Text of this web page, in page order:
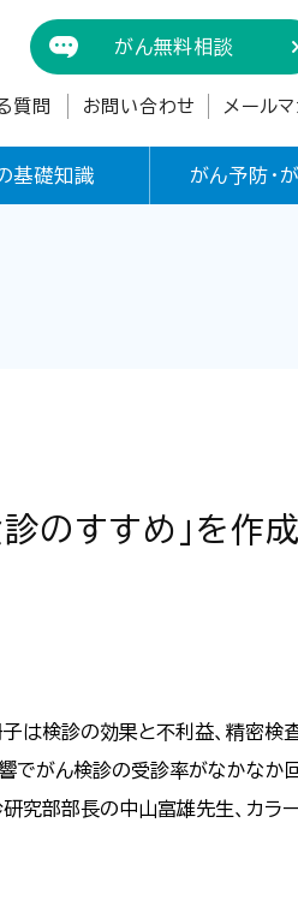
がん無料相談
質問 お問い合わせ メール
基礎知識 がん予防・
のすすめ」を作成
は検診の効果と不利益、精密検
でがん検診の受診率がなかなか
究部部長の中山富雄先生、カラ